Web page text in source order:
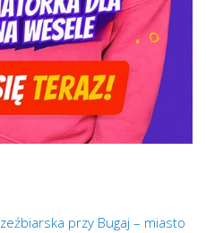
przy Bugaj – miasto